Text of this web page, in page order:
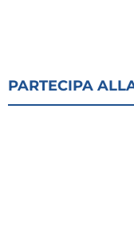
PARTECIPA